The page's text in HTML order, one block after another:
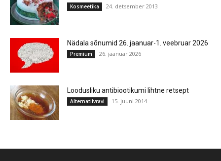
Kosmeetika 24. detsember 2013
Nädala sõnumid 26. jaanuar-1. veebruar 2026
Premium 26. jaanuar 2026
Loodusliku antibiootikumi lihtne retsept
Alternatiivravi 15. juuni 2014